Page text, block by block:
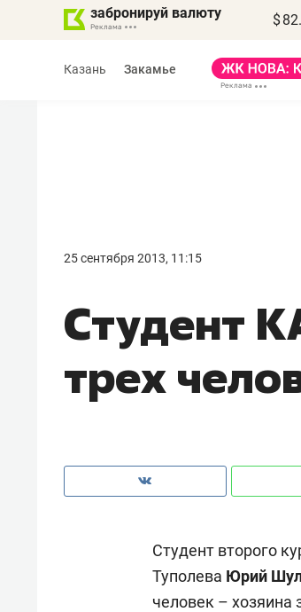
забронируй валюту $
Казань Закамье
25 сентября 2013, 11:15
Студент
трех
Студент второго
Туполева Юрий
человек – хозяина